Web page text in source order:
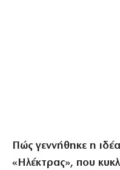
Πώς γεννήθηκε η
«Ηλέκτρας», που